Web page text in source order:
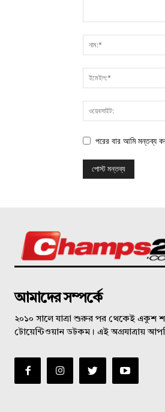
পরের বার আমি মন্তব্য
আমাদের সম্পর্কে
২০১০ সালে যাত্রা শুরুর পর থেকেই একুশ
টোয়েন্টিওয়ান ডটকম। এই অগ্রযাত্রায়